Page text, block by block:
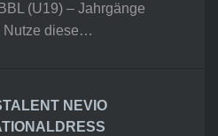
(U19) – Jahrgänge
Nutze diese…
NEVIO